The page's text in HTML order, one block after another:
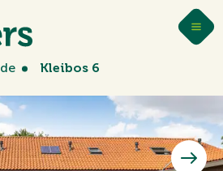
Ede Kleibos 6